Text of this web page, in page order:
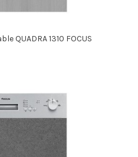
QUADRA 1310 FOCUS